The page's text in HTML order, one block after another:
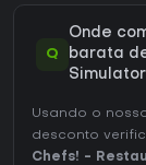
Q
Onde
barata
Usando o
desconto
Chefs! -